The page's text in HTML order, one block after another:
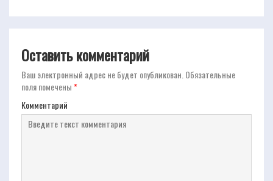
Оставить комментарий
Ваш электронный адрес не будет опубликован. Обязательные
поля помечены*
Комментарий